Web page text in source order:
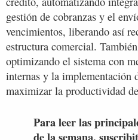
gestión de cobranzas y el
vencimientos, liberando así
estructura comercial.
optimizando el sistema con
internas y la implementación
maximizar la productividad
Para leer las